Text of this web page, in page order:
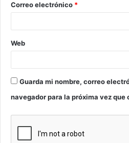
Correo electrónico *
Web
Guarda mi nombre, correo
navegador para la próxima vez que